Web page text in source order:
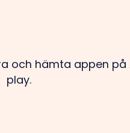
och hämta appen
play.